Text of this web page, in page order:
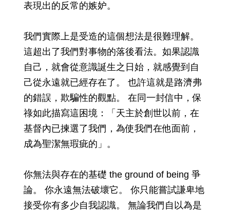
表現出的反常的嫉妒。
我們實際上是受造的這個想法是很難理解。
這超出了我們對事物的落後看法。如果認識
自己，就會從意識誕生之日始，就感覺到自
己從永遠就已經存在了。 也許這就是路濟弗
的錯誤，欺騙性的觀點。 在同一封信中，保
祿如此描寫這困境：「天主於創世以前，在
基督內已揀選了我們，為使我們在他面前，
成為聖潔無瑕疵的」。
你無法與存在的基礎 the ground of being 爭
論。 你永遠無法破壞它。 你只能嘗試謙卑地
接受你有多少自我認識。 無論我們自以為是